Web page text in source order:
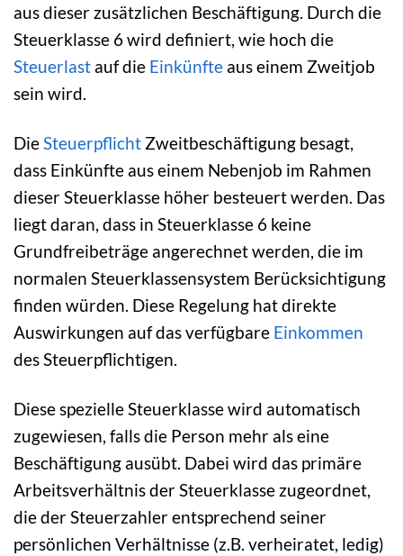
aus dieser zusätzlichen Beschäftigung. Durch die
Steuerklasse 6 wird definiert, wie hoch die
Steuerlast auf die Einkünfte aus einem Zweitjob
sein wird.
DieSteuerpflicht Zweitbeschäftigung besagt,
dass Einkünfte aus einem Nebenjob im Rahmen
dieser Steuerklasse höher besteuert werden. Das
liegt daran, dass in Steuerklasse 6 keine
Grundfreibeträge angerechnet werden, die im
normalen Steuerklassensystem Berücksichtigung
finden würden. Diese Regelung hat direkte
Auswirkungen auf das verfügbare Einkommen
des Steuerpflichtigen.
Diese spezielle Steuerklasse wird automatisch
zugewiesen, falls die Person mehr als eine
Beschäftigung ausübt. Dabei wird das primäre
Arbeitsverhältnis der Steuerklasse zugeordnet,
die der Steuerzahler entsprechend seiner
persönlichen Verhältnisse (z.B. verheiratet, ledig)